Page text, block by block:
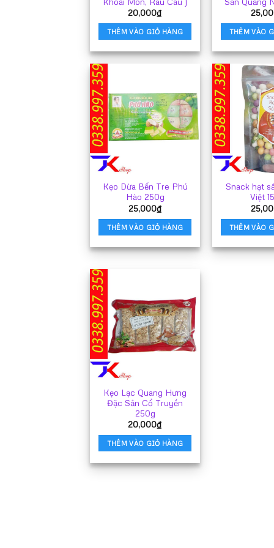
20,000₫
THÊM VÀO GIỎ HÀNG THÊM VÀO
Kẹo Dừa Bến Tre Phú
Hào 250g
25,000₫
THÊM VÀO GIỎ HÀNG
Snack hạt
Việt
THÊM VÀO
Kẹo Lạc Quang Hưng
Đặc Sản Cổ Truyền
250g
20,000₫
THÊM VÀO GIỎ HÀNG